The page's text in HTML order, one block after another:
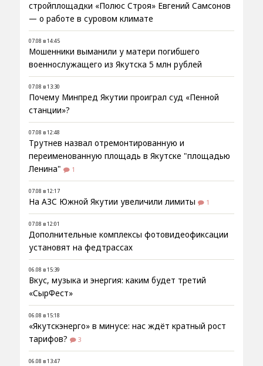
стройплощадки «Полюс Строя» Евгений Самсонов
— о работе в суровом климате
07.08 в 14:45
Мошенники выманили у матери погибшего
военнослужащего из Якутска 5 млн рублей
07.08 в 13:30
Почему Минпред Якутии проиграл суд «Пенной
станции»?
07.08 в 12:48
Трутнев назвал отремонтированную и
переименованную площадь в Якутске "площадью
Ленина"
1
07.08 в 12:17
На АЗС Южной Якутии увеличили лимиты 1
07.08 в 12:01
Дополнительные комплексы фотовидеофиксации
установят на федтрассах
06.08 в 15:39
Вкус, музыка и энергия: каким будет третий
«СырФест»
06.08 в 15:18
«Якутскэнерго» в минусе: нас ждёт кратный рост
тарифов?
3
06.08 в 13:47